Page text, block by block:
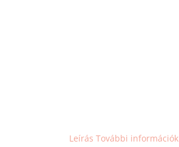
Leírás További információk